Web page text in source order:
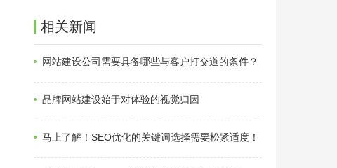
相关新闻
网站建设公司需要具备哪些与客户打交道的条件？
品牌网站建设始于对体验的视觉归因
马上了解！SEO优化的关键词选择需要松紧适度！